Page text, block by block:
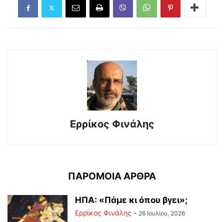
Ερρίκος Φινάλης
ΠΑΡΟΜΟΙΑ ΑΡΘΡΑ
ΗΠΑ: «Πάμε κι όπου βγει»;
Ερρίκος Φινάλης - 26 Ιουλίου, 2026